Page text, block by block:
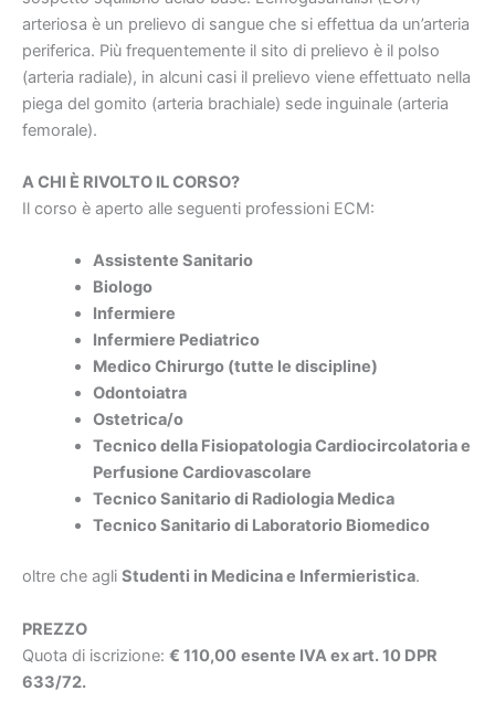
arteriosa è un prelievo di sangue che si effettua da un’arteria
periferica. Più frequentemente il sito di prelievo è il polso
(arteria radiale), in alcuni casi il prelievo viene effettuato nella
piega del gomito (arteria brachiale) sede inguinale (arteria
femorale).
A CHI È RIVOLTO IL CORSO?
Il corso è aperto alle seguenti professioni ECM:
Assistente Sanitario
Biologo
Infermiere
Infermiere Pediatrico
Medico Chirurgo (tutte le discipline)
Odontoiatra
Ostetrica/o
Tecnico della Fisiopatologia Cardiocircolatoria e
Perfusione Cardiovascolare
Tecnico Sanitario di Radiologia Medica
Tecnico Sanitario di Laboratorio Biomedico
oltre che agli Studenti in Medicina e Infermieristica.
PREZZO
Quota di iscrizione: € 110,00 esente IVA ex art. 10 DPR
633/72.